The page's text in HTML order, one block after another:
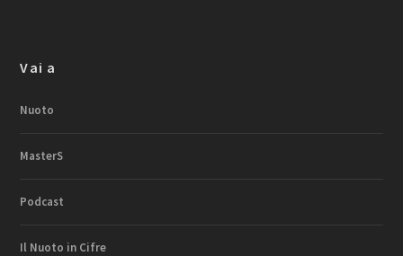
Vai a
Nuoto
MasterS
Podcast
Il Nuoto in Cifre